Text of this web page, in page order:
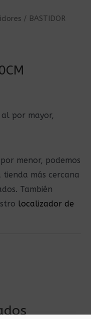
/ BASTIDOR
por mayor,
menor, podemos
más cercana
También
localizador de